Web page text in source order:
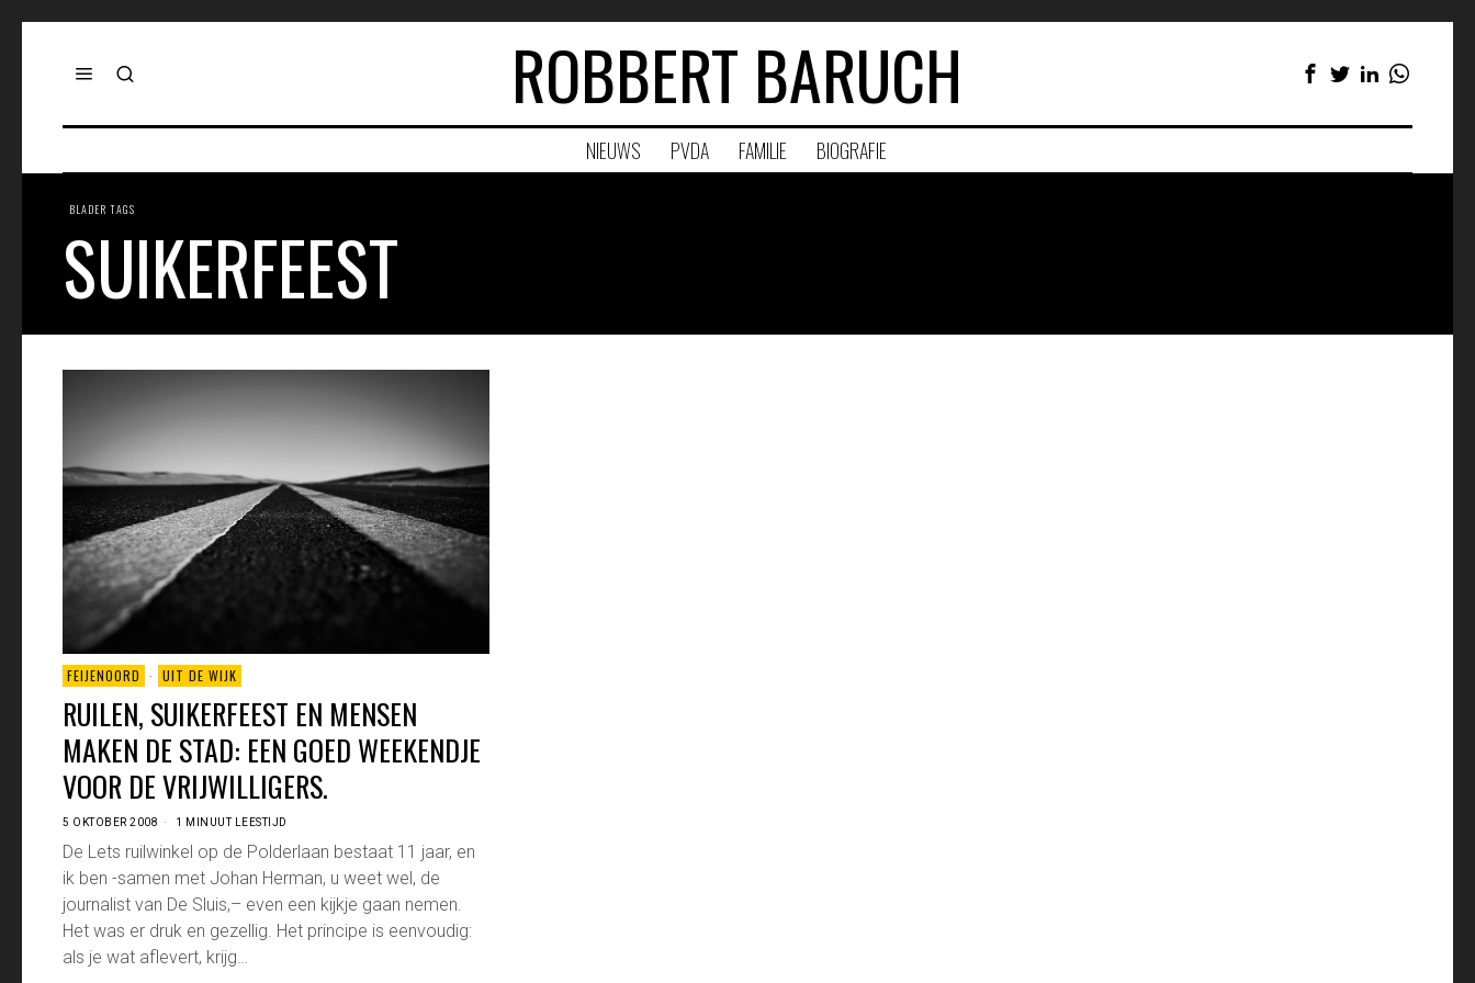
ROBBERT BARUCH
NIEUWS PVDA FAMILIE BIOGRAFIE
BLADER TAGS
SUIKERFEEST
FEIJENOORD · UIT DE WIJK
RUILEN, SUIKERFEEST EN MENSEN
MAKEN DE STAD: EEN GOED WEEKENDJE
VOOR DE VRIJWILLIGERS.
5 OKTOBER 2008 1 MINUUT LEESTIJD
De Lets ruilwinkel op de Polderlaan bestaat 11 jaar, en
ik ben -samen met Johan Herman, u weet wel, de
journalist van De Sluis,– even een kijkje gaan nemen.
Het was er druk en gezellig. Het principe is eenvoudig:
als je wat aflevert, krijg…